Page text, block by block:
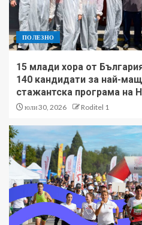
ПОЛЕЗНО
15 млади хора от
140 кандидати за най-
стажантска програма на
юли 30, 2026 Roditel 1